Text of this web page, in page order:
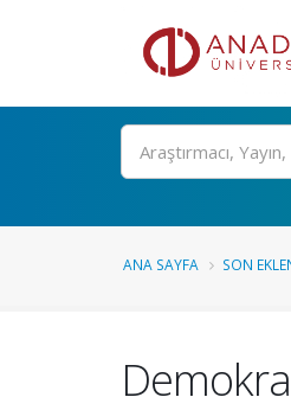
Ara
ANA SAYFA SON